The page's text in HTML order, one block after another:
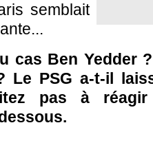
semblait
cas Ben Yedder
Le PSG a-t-il
pas à